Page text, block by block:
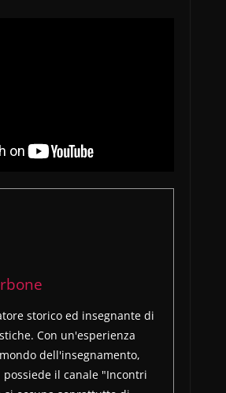
storico ed insegnante di
Con un'esperienza
dell'insegnamento,
il canale "Incontri